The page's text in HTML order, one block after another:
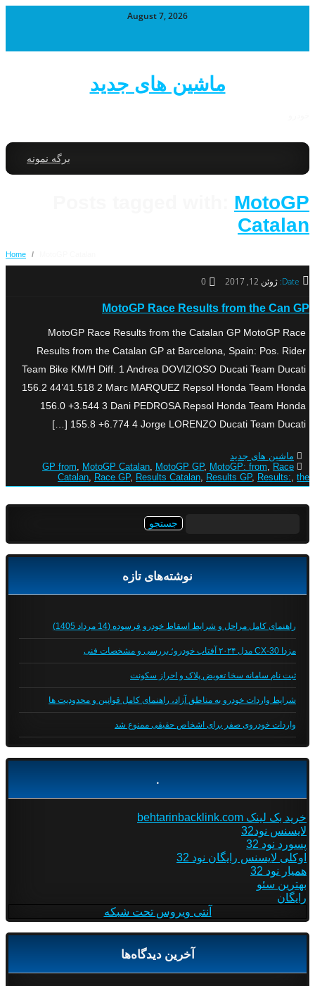
August 7, 2026
ماشین های جدید
برگه نمونه
MotoGP
Catalan
Home /
Date: ژوئن 12, 2017 0
MotoGP Race Results from the Can GP
MotoGP Race Results from the Catalan GP MotoGP Race
Results from the Catalan GP at Barcelona, Spain: Pos. Rider
Team Bike KM/H Diff. 1 Andrea DOVIZIOSO Ducati Team Ducati
156.2 44’41.518 2 Marc MARQUEZ Repsol Honda Team Honda
156.0 +3.544 3 Dani PEDROSA Repsol Honda Team Honda
155.8 +6.774 4 Jorge LORENZO Ducati Team Ducati […]
ماشین های جدید
GP from, MotoGP Catalan, MotoGP GP, MotoGP: from, Race
Catalan, Race GP, Results Catalan, Results GP, Results:, the
نوشته‌های تازه
راهنمای کامل مراحل و شرایط اسقاط خودرو فرسوده (14 مرداد 1405)
مزدا CX-30 مدل ۲۰۲۴ آفتاب خودرو؛ بررسی و مشخصات فنی
ثبت نام سامانه سخا تعویض پلاک و احراز سکونت
شرایط واردات خودرو به مناطق آزاد، راهنمای کامل قوانین و محدودیت ها
واردات خودروی صفر برای اشخاص حقیقی ممنوع شد
.
خرید بک لینک behtarinbacklink.com
لایسنس نود32
پسورد نود 32
اوکلی لایسنس رایگان نود 32
همیار نود 32
بهترین سئو
رایگان
آنتی ویروس تحت شبکه
آخرین دیدگاه‌ها